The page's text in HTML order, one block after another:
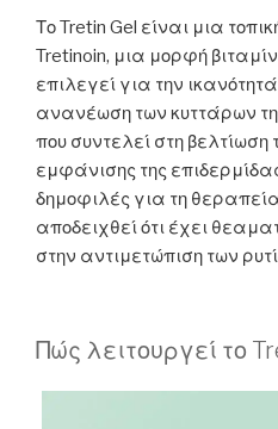
Το Tretin Gel είναι μια
Tretinoin, μια μορφή
επιλεγεί για την
ανανέωση των κυττάρων
που συντελεί στη βελτίωση
εμφάνισης της
δημοφιλές για τη
αποδειχθεί ότι έχει
στην αντιμετώπιση των
Πώς λειτουργεί το